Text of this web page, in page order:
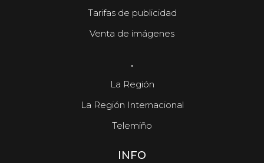
Tarifas de publicidad
Venta de imágenes
.
La Región
La Región Internacional
Telemiño
INFO